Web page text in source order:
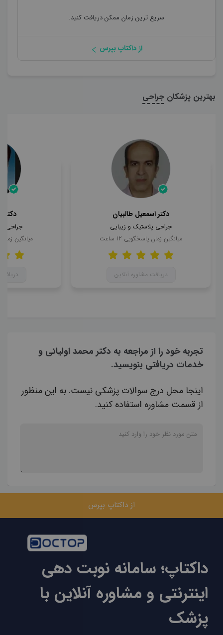
سریع ترین زمان ممکن دریافت کنید.
از داکتاپ بپرس
بهترین پزشکان جراحی
دکتر اسمعیل طالبیان
جراحی پلاستیک و زیبایی
میانگین زمان پاسخگویی 12 ساعت
دریافت مشاوره آنلاین
دکتر
جراحی
میانگین
تجربه خود را از مراجعه به دکتر محمد اولیائی و
خدمات دریافتی بنویسید.
اینجا محل درج سوالات پزشکی نیست. به این منظور
از قسمت مشاوره استفاده کنید.
از داکتاپ بپرس
داکتاپ؛ سامانه نوبت دهی
اینترنتی و مشاوره آنلاین با
پزشک